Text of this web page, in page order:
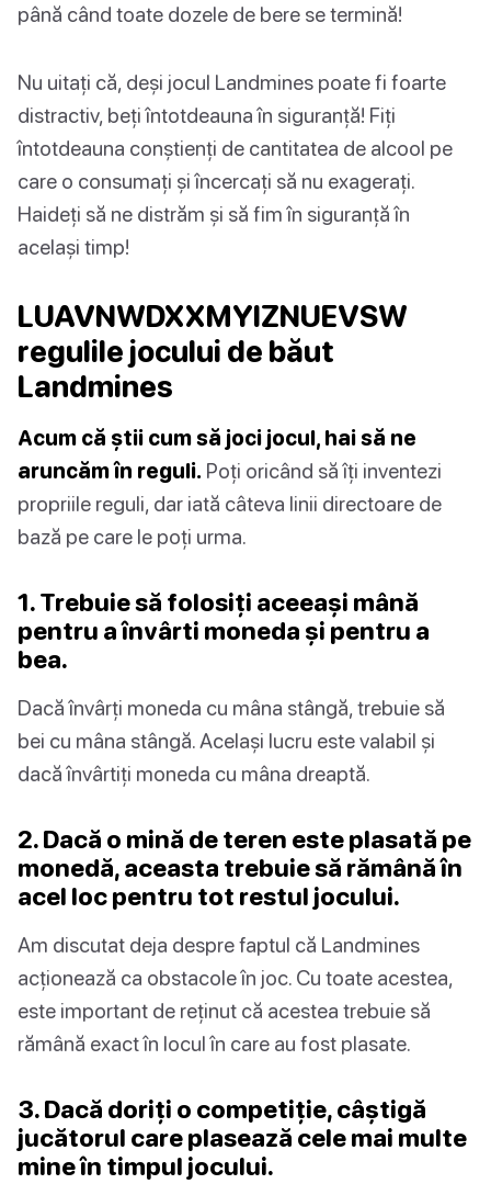
până când toate dozele de bere se termină!
Nu uitați că, deși jocul Landmines poate fi foarte
distractiv, beți întotdeauna în siguranță! Fiți
întotdeauna conștienți de cantitatea de alcool pe
care o consumați și încercați să nu exagerați.
Haideți să ne distrăm și să fim în siguranță în
același timp!
LUAVNWDXXMYIZNUEVSW
regulile jocului de băut
Landmines
Acum că știi cum să joci jocul, hai să ne
aruncăm în reguli. Poți oricând să îți inventezi
propriile reguli, dar iată câteva linii directoare de
bază pe care le poți urma.
1. Trebuie să folosiți aceeași mână
pentru a învârti moneda și pentru a
bea.
Dacă învârți moneda cu mâna stângă, trebuie să
bei cu mâna stângă. Același lucru este valabil și
dacă învârtiți moneda cu mâna dreaptă.
2. Dacă o mină de teren este plasată pe
monedă, aceasta trebuie să rămână în
acel loc pentru tot restul jocului.
Am discutat deja despre faptul că Landmines
acționează ca obstacole în joc. Cu toate acestea,
este important de reținut că acestea trebuie să
rămână exact în locul în care au fost plasate.
3. Dacă doriți o competiție, câștigă
jucătorul care plasează cele mai multe
mine în timpul jocului.